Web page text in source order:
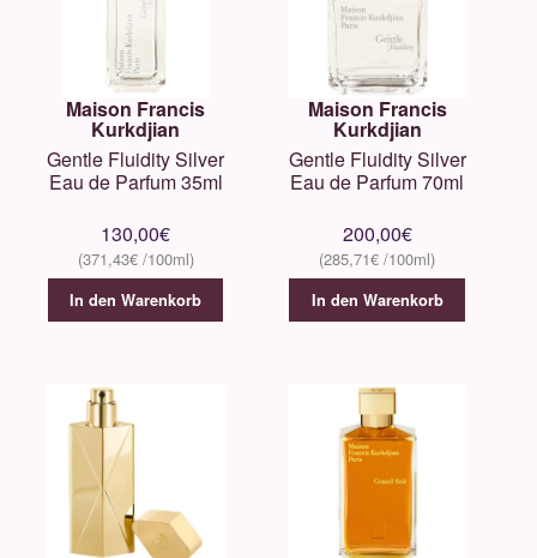
Maison Francis
Kurkdjian
Gentle Fluidity Silver
Eau de Parfum 35ml
130,00€
371,43€
In den Warenkorb
Maison Francis
Kurkdjian
Gentle Fluidity Silver
Eau de Parfum 70ml
200,00€
285,71€
In den Warenkorb